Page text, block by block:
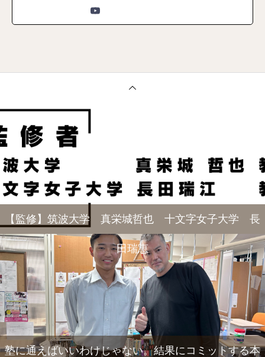
【監修】筑波大学 真栄城哲也 十文字女子大学 長
田瑞恵
塾に通えばいいわけじゃない。結果にコミットする本